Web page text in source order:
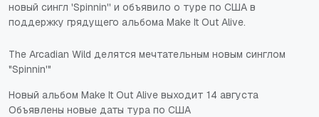
новый сингл 'Spinnin'' и объявило о туре по США в
поддержку грядущего альбома Make It Out Alive.
The Arcadian Wild делятся мечтательным новым синглом
"Spinnin'"
Новый альбом Make It Out Alive выходит 14 августа
Объявлены новые даты тура по США